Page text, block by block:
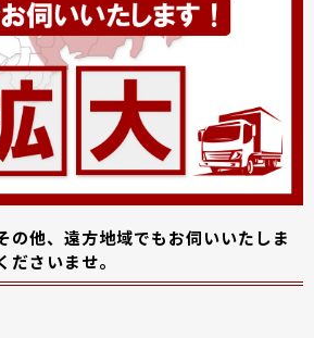
の他、遠方地域でもお伺いいたしま
さいませ。